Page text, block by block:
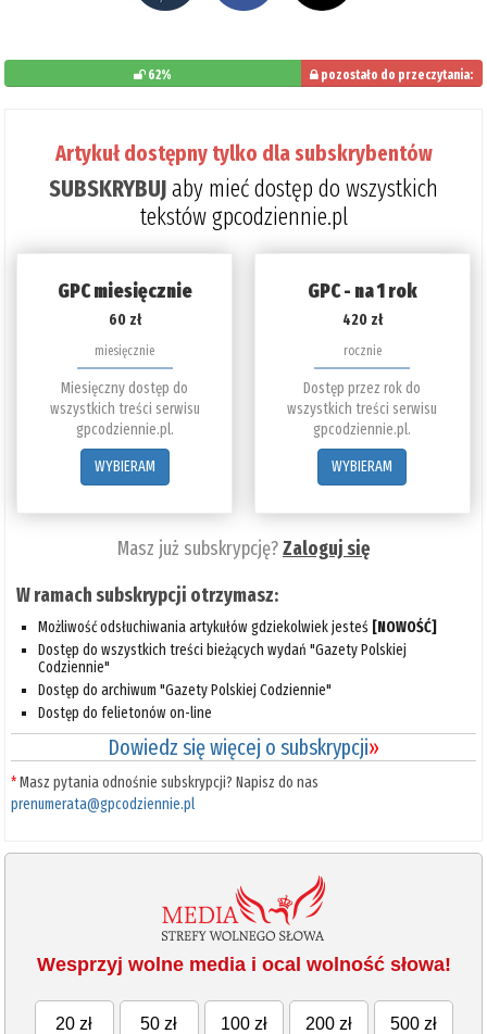
62%
pozostało do przeczytania:
Artykuł dostępny tylko dla subskrybentów
SUBSKRYBUJaby mieć dostęp do wszystkich
tekstów gpcodziennie.pl
GPC miesięcznie
60 zł
miesięcznie
Miesięczny dostęp do
wszystkich treści serwisu
gpcodziennie.pl.
WYBIERAM
GPC - na 1 rok
420 zł
rocznie
Dostęp przez rok do
wszystkich treści serwisu
gpcodziennie.pl.
WYBIERAM
Masz już subskrypcję?Zaloguj się
W ramach subskrypcji otrzymasz:
Możliwość odsłuchiwania artykułów gdziekolwiek jesteś [NOWOŚĆ]
Dostęp do wszystkich treści bieżących wydań "Gazety Polskiej
Codziennie"
Dostęp do archiwum "Gazety Polskiej Codziennie"
Dostęp do felietonów on-line
Dowiedz się więcej o subskrypcji»
*Masz pytania odnośnie subskrypcji? Napisz do nas
prenumerata@gpcodziennie.pl
Wesprzyj wolne media i ocal wolność słowa!
20 zł 50 zł 100 zł 200 zł 500 zł